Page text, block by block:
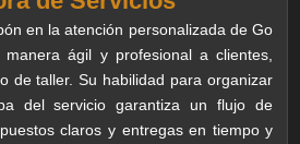
en la atención personalizada de Go
ágil y profesional a clientes,
de taller. Su habilidad para organizar
del servicio garantiza un flujo de
claros y entregas en tiempo y